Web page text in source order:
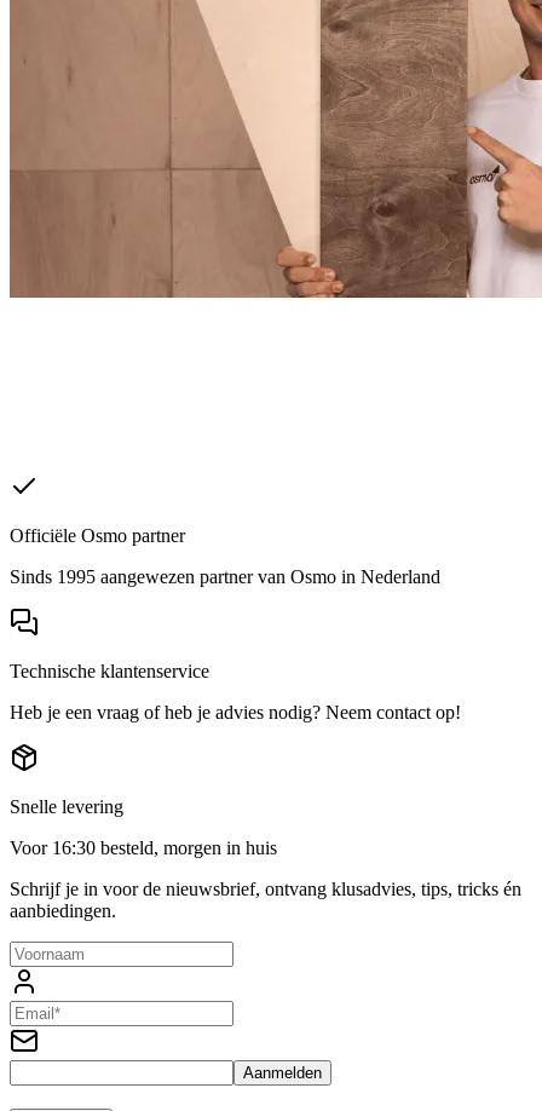
Officiële Osmo partner
Sinds 1995 aangewezen partner van Osmo in Nederland
Technische klantenservice
Heb je een vraag of heb je advies nodig? Neem contact op!
Snelle levering
Voor 16:30 besteld, morgen in huis
Schrijf je in voor de nieuwsbrief, ontvang klusadvies, tips, tricks én
aanbiedingen.
Aanmelden